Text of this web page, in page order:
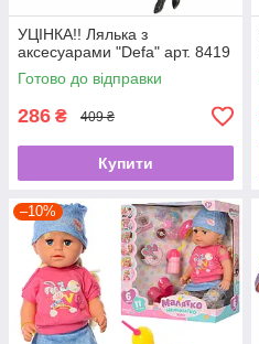
УЦІНКА!! Лялька з
аксесуарами "Defa" арт. 8419
Готово до відправки
286 ₴ 409 ₴
Купити
–10%